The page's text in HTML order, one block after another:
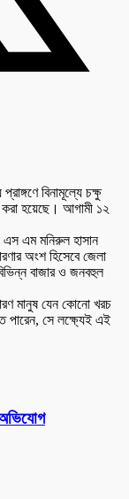
বিনামূল্যে চক্ষু
হয়েছে। আগামী ১২
এস এম মনিরুল হাসান
অংশ হিসেবে জেলা
বাজার ও জনবহুল
মানুষ যেন কোনো খরচ
পারেন, সে লক্ষ্যেই এই